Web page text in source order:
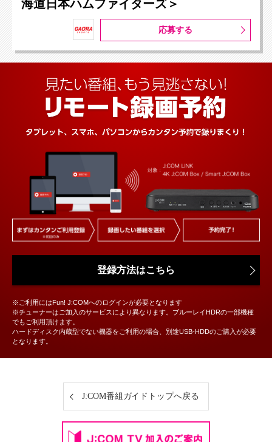
海道日本ハムファイターズ＞
応募する
登録方法はこちら
※ご利用にはFun! J:COMへのログインが必要となります
※チューナーはご加入のサービスにより異なります。ブルーレイHDRの一部機種
でもご利用頂けます。
ハードディスク内蔵型でない機器をご利用の場合、別途USB-HDDのご購入が必要
となります。
J:COM番組ガイドトップへ戻る